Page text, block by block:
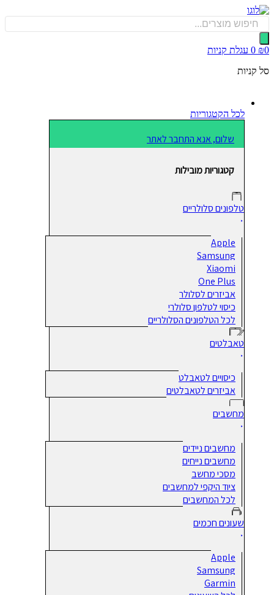
0 עגלת קניות
לכל הקטגוריות
שלום, אנא התחבר לאתר
קטגוריות מובילות
טלפונים סלולריים
Apple
Samsung
Xiaomi
One Plus
אביזרים לסלולר
כיסוי לטלפון סלולרי
לכל הטלפונים הסלולריים
טאבלטים
כיסויים לטאבלט
אביזרים לטאבלטים
מחשבים
מחשבים ניידים
מחשבים נייחים
מסכי מחשב
ציוד היקפי למחשבים
לכל המחשבים
שעונים חכמים
Apple
Samsung
Garmin